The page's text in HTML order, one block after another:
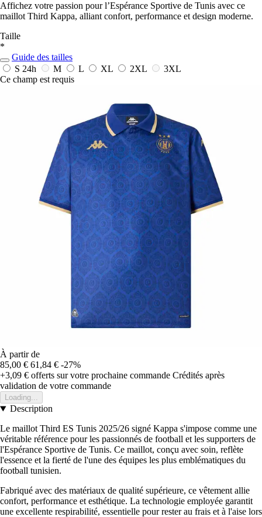
Affichez votre passion pour l’Espérance Sportive de Tunis avec ce
maillot Third Kappa, alliant confort, performance et design moderne.
Taille
*
Guide des tailles
S 24h M L XL 2XL
3XL
Ce champ est requis
À partir de
85,00 € 61,84 € -27%
+3,09 € offerts sur votre prochaine commande Crédités après
validation de votre commande
Loading...
Description
Le maillot Third ES Tunis 2025/26 signé Kappa s'impose comme une
véritable référence pour les passionnés de football et les supporters de
l'Espérance Sportive de Tunis. Ce maillot, conçu avec soin, reflète
l'essence et la fierté de l'une des équipes les plus emblématiques du
football tunisien.
Fabriqué avec des matériaux de qualité supérieure, ce vêtement allie
confort, performance et esthétique. La technologie employée garantit
une excellente respirabilité, essentielle pour rester au frais et à l'aise lors